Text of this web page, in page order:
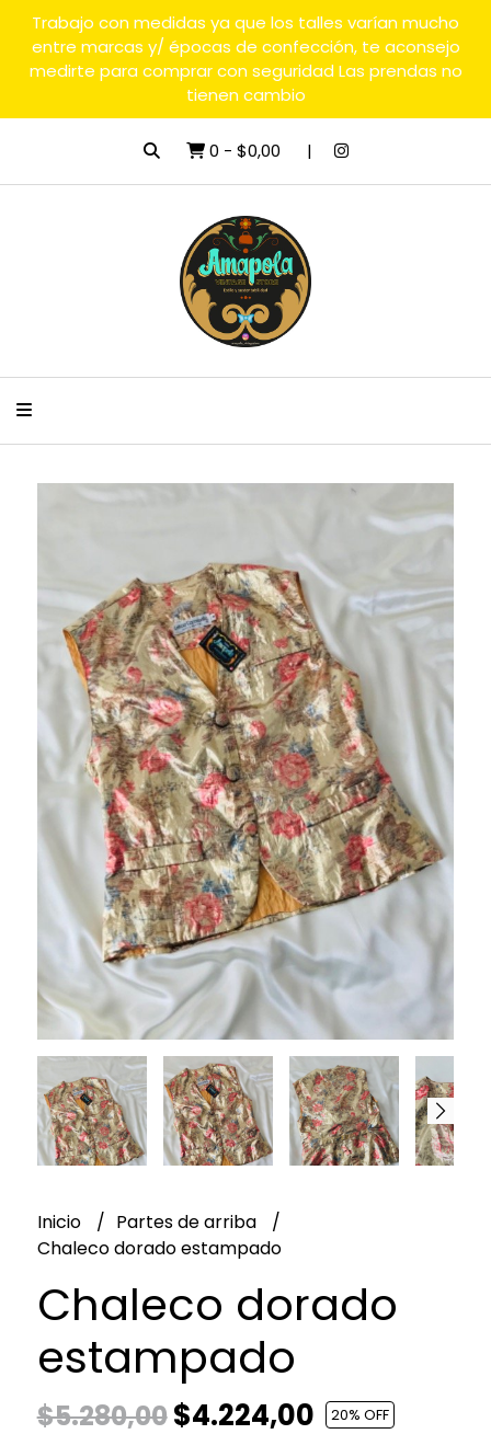
Trabajo con medidas ya que los talles varían mucho
entre marcas y/ épocas de confección, te aconsejo
medirte para comprar con seguridad Las prendas no
tienen cambio
0 - $0,00
Inicio
Partes de arriba
Chaleco dorado estampado
Chaleco dorado
estampado
$5.280,00$4.224,00 20% OFF